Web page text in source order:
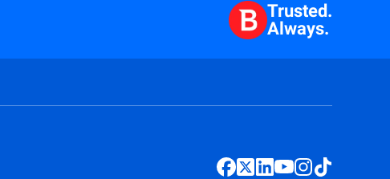
Trusted.
Always.